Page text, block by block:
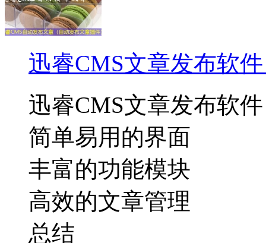
迅睿CMS文章发布软
迅睿CMS文章发布软件
简单易用的界面
丰富的功能模块
高效的文章管理
总结